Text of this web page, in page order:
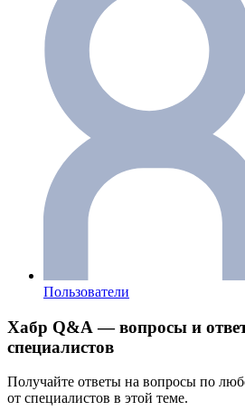
Пользователи
Хабр Q&A — вопросы и
специалистов
Получайте ответы на вопросы по
от специалистов в этой теме.